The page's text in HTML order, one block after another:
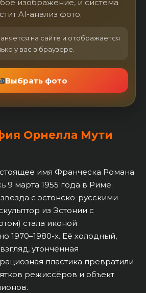
изображение, и система
AI-анализ фото.
на сайте и отображается
у вас в браузере.
Выбрать фото
Орнелла Мути
имя Франческа Романа
9 марта 1955 года в Риме.
с эстонско-русскими
из Эстонии с
стала иконой
1970–1980-х. Её холодный,
утончённая
пластика превратили
режиссёров и объект